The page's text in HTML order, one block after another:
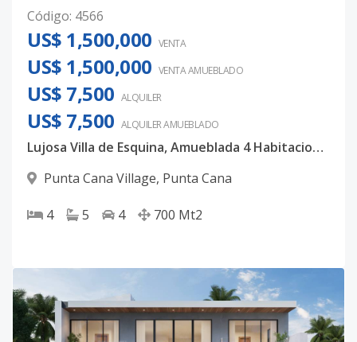
Código: 4566
US$ 1,500,000 VENTA
US$ 1,500,000 VENTA AMUEBLADO
US$ 7,500 ALQUILER
US$ 7,500 ALQUILERAMUEBLADO
Lujosa Villa de Esquina, Amueblada 4 Habitaciones Punta Cana Village
Punta Cana Village, Punta Cana
4 5 4 700 Mt2